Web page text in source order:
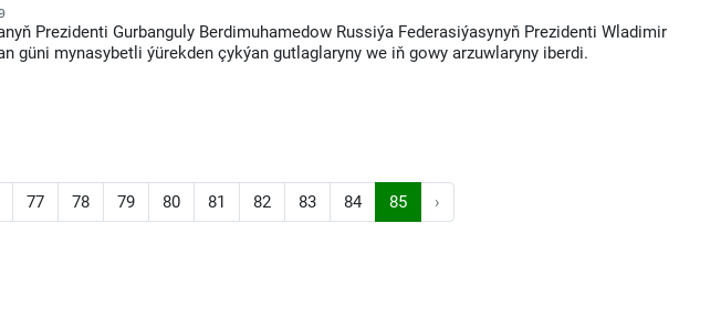
Prezidenti Gurbanguly Berdimuhamedow Russiýa Federasiýasynyň Prezidenti Wladimir
güni mynasybetli ýürekden çykýan gutlaglaryny we iň gowy arzuwlaryny iberdi.
77 78 79 80 81 82 83 84 85 ›